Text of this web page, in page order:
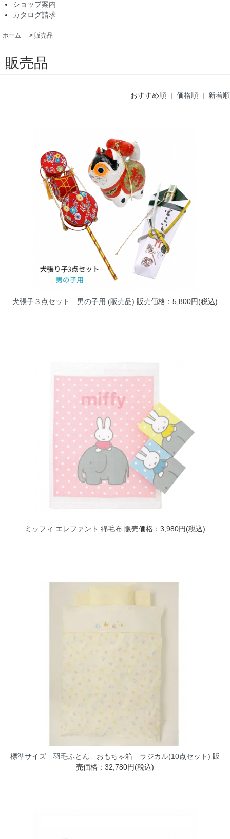
ショップ案内
カタログ請求
ホーム > 販売品
販売品
おすすめ順 | 価格順 | 新着順
犬張子３点セット 男の子用 (販売品) 販売価格：5,800円(税込)
ミッフィ エレファント 綿毛布 販売価格：3,980円(税込)
標準サイズ 羽毛ふとん おもちゃ箱 ラジカル(10点セット) 販
売価格：32,780円(税込)